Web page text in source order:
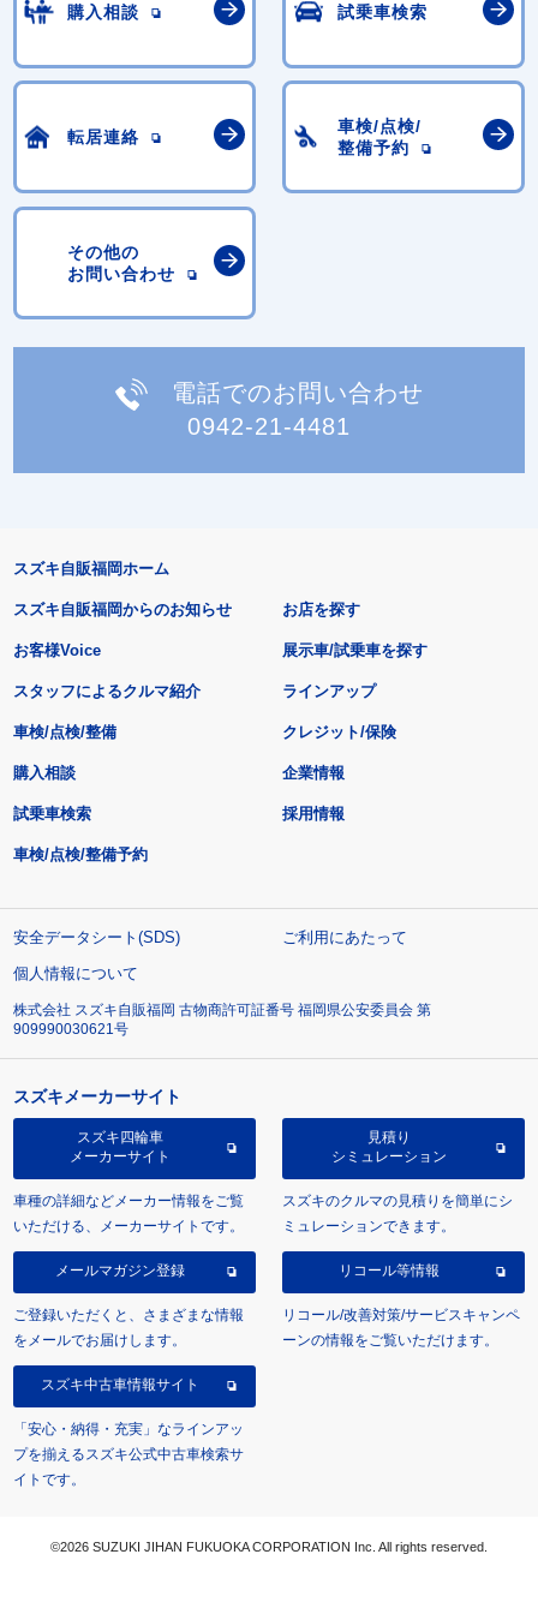
購入相談 試乗車検索
転居連絡
車検/点検/
整備予約
その他の
お問い合わせ
電話でのお問い合わせ
0942-21-4481
スズキ自販福岡ホーム
スズキ自販福岡からのお知らせ
お客様Voice
スタッフによるクルマ紹介
お店を探す
展示車/試乗車を探す
ラインアップ
車検/点検/整備 クレジット/保険
購入相談
試乗車検索
車検/点検/整備予約
企業情報
採用情報
安全データシート(SDS)
ご利用にあたって
個人情報について
株式会社 スズキ自販福岡 古物商許可証番号 福岡県公安委員会 第
909990030621号
スズキメーカーサイト
スズキ四輪車
メーカーサイト
車種の詳細などメーカー情報をご覧
いただける、メーカーサイトです。
見積り
シミュレーション
スズキのクルマの見積りを簡単にシ
ミュレーションできます。
メールマガジン登録
ご登録いただくと、さまざまな情報
をメールでお届けします。
リコール等情報
リコール/改善対策/サービスキャンペ
ーンの情報をご覧いただけます。
スズキ中古車情報サイト
「安心・納得・充実」なラインアッ
プを揃えるスズキ公式中古車検索サ
イトです。
©2026 SUZUKI JIHAN FUKUOKA CORPORATION Inc. All rights reserved.